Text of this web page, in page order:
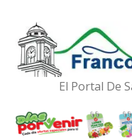
El Portal De